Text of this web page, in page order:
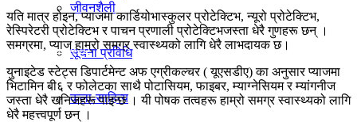
जीवनशैली
सूचना प्रविधि
कला-साहित्य
धर्म/संस्कृति
विचार
यति मात्र होइन, प्याजमा कार्डियोभास्कुलर प्रोटेक्टिभ, न्यूरो प्रोटेक्टिभ,
रेस्पिरेटरी प्रोटेक्टिभ र पाचन प्रणाली प्रोटेक्टिभजस्ता धेरै गुणहरू छन् ।
समग्रमा, प्याज हाम्रो समग्र स्वास्थ्यको लागि धेरै लाभदायक छ।
युनाइटेड स्टेट्स डिपार्टमेन्ट अफ एग्रीकल्चर ( यूएसडीए) का अनुसार प्याजमा
भिटामिन बी६ र फोलेटका साथै पोटासियम, फाइबर, म्याग्नेसियम र म्यांगनीज
जस्ता धेरै खनिजहरू पाइन्छ । यी पोषक तत्वहरू हाम्रो समग्र स्वास्थ्यको लागि
धेरै महत्त्वपूर्ण छन् ।